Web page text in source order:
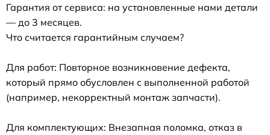
Гарантия от сервиса: на установленные нами детали
— до 3 месяцев.
Что считается гарантийным случаем?
Для работ: Повторное возникновение дефекта,
который прямо обусловлен с выполненной работой
(например, некорректный монтаж запчасти).
Для комплектующих: Внезапная поломка, отказ в